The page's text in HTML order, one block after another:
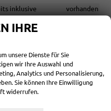
inklusive
vorhanden
vorhanden
vorhanden
IHRE
unsere Dienste für Sie
wir Ihre Auswahl und
Analytics und Personalisierung,
Sie können Ihre Einwilligung
widerrufen.